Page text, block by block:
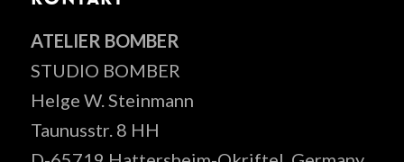
ATELIER BOMBER
STUDIO BOMBER
Helge W. Steinmann
Taunusstr. 8 HH